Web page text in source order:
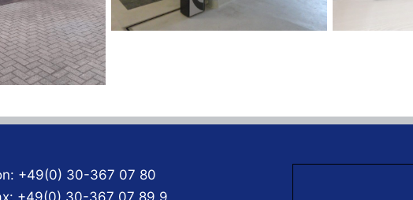
+49(0) 30-367 07 80
+49(0) 30-367 07 89 9